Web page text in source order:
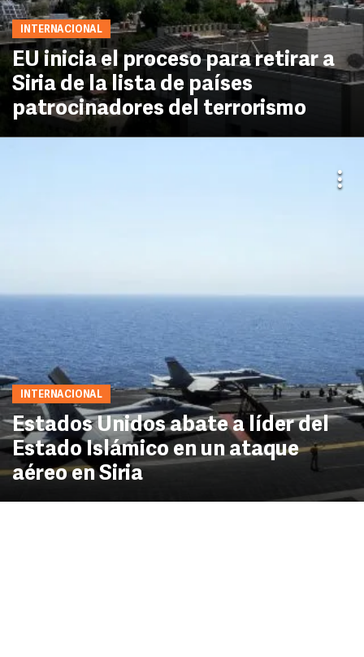
INTERNACIONAL
EU inicia el proceso para retirar a
Siria de la lista de países
patrocinadores del terrorismo
INTERNACIONAL
Estados Unidos abate a líder del
Estado Islámico en un ataque
aéreo en Siria